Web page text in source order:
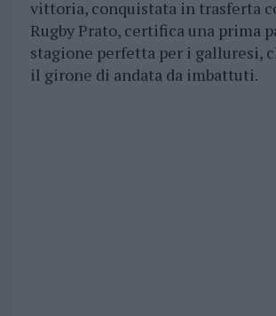
vittoria, conquistata in trasferta
Rugby Prato, certifica una prima
stagione perfetta per i galluresi,
il girone di andata da imbattuti.